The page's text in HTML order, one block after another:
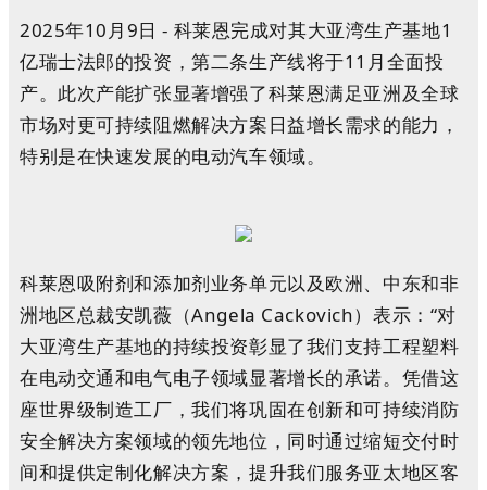
2025年10月9日 - 科莱恩完成对其大亚湾生产基地1
亿瑞士法郎的投资，第二条生产线将于11月全面投
产。此次产能扩张显著增强了科莱恩满足亚洲及全球
市场对更可持续阻燃解决方案日益增长需求的能力，
特别是在快速发展的电动汽车领域。
科莱恩吸附剂和添加剂业务单元以及欧洲、中东和非
洲地区总裁安凯薇（Angela Cackovich）表示：“对
大亚湾生产基地的持续投资彰显了我们支持工程塑料
在电动交通和电气电子领域显著增长的承诺。凭借这
座世界级制造工厂，我们将巩固在创新和可持续消防
安全解决方案领域的领先地位，同时通过缩短交付时
间和提供定制化解决方案，提升我们服务亚太地区客